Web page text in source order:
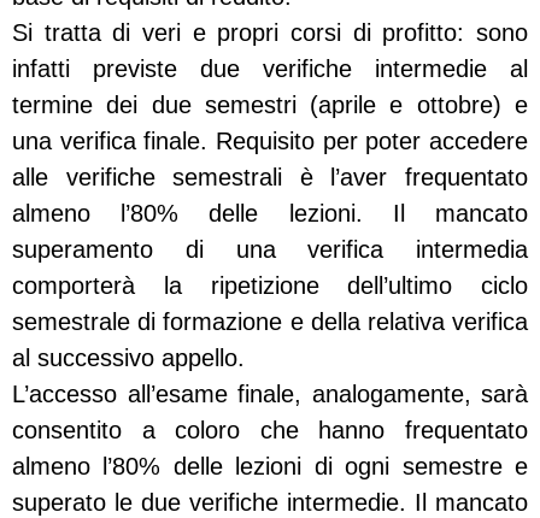
Si tratta di veri e propri corsi di profitto: sono
infatti previste due verifiche intermedie al
termine dei due semestri (aprile e ottobre) e
una verifica finale. Requisito per poter accedere
alle verifiche semestrali è l’aver frequentato
almeno l’80% delle lezioni. Il mancato
superamento di una verifica intermedia
comporterà la ripetizione dell’ultimo ciclo
semestrale di formazione e della relativa verifica
al successivo appello.
L’accesso all’esame finale, analogamente, sarà
consentito a coloro che hanno frequentato
almeno l’80% delle lezioni di ogni semestre e
superato le due verifiche intermedie. Il mancato